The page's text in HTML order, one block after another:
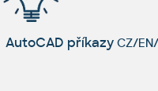
AutoCAD příkazy CZ/